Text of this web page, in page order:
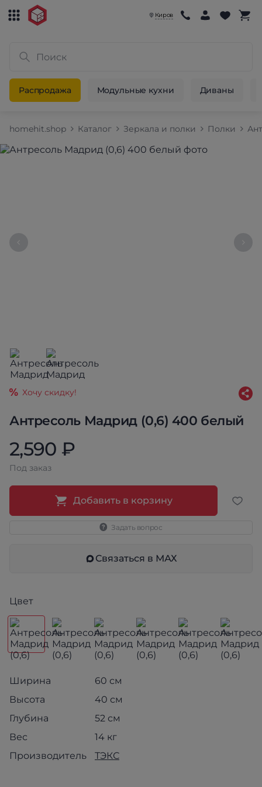
Киров
Распродажа Модульные кухни Диваны
homehit.shop Каталог Зеркала и полки Полки
Антресоль Мадрид (0,6) 400 белый
Хочу скидку!
2,590 ₽
Под заказ
Добавить в корзину
Задать вопрос
Связаться в МАХ
Цвет
Ширина
60 см
Высота
40 см
Глубина
52 см
Вес
14 кг
Производитель
ТЭКС